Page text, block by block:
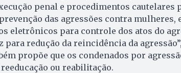
penal e procedimentos
das agressões contra mulheres,
eletrônicos para controle dos atos do
para redução da reincidência da
propõe que os condenados por
ou reabilitação.